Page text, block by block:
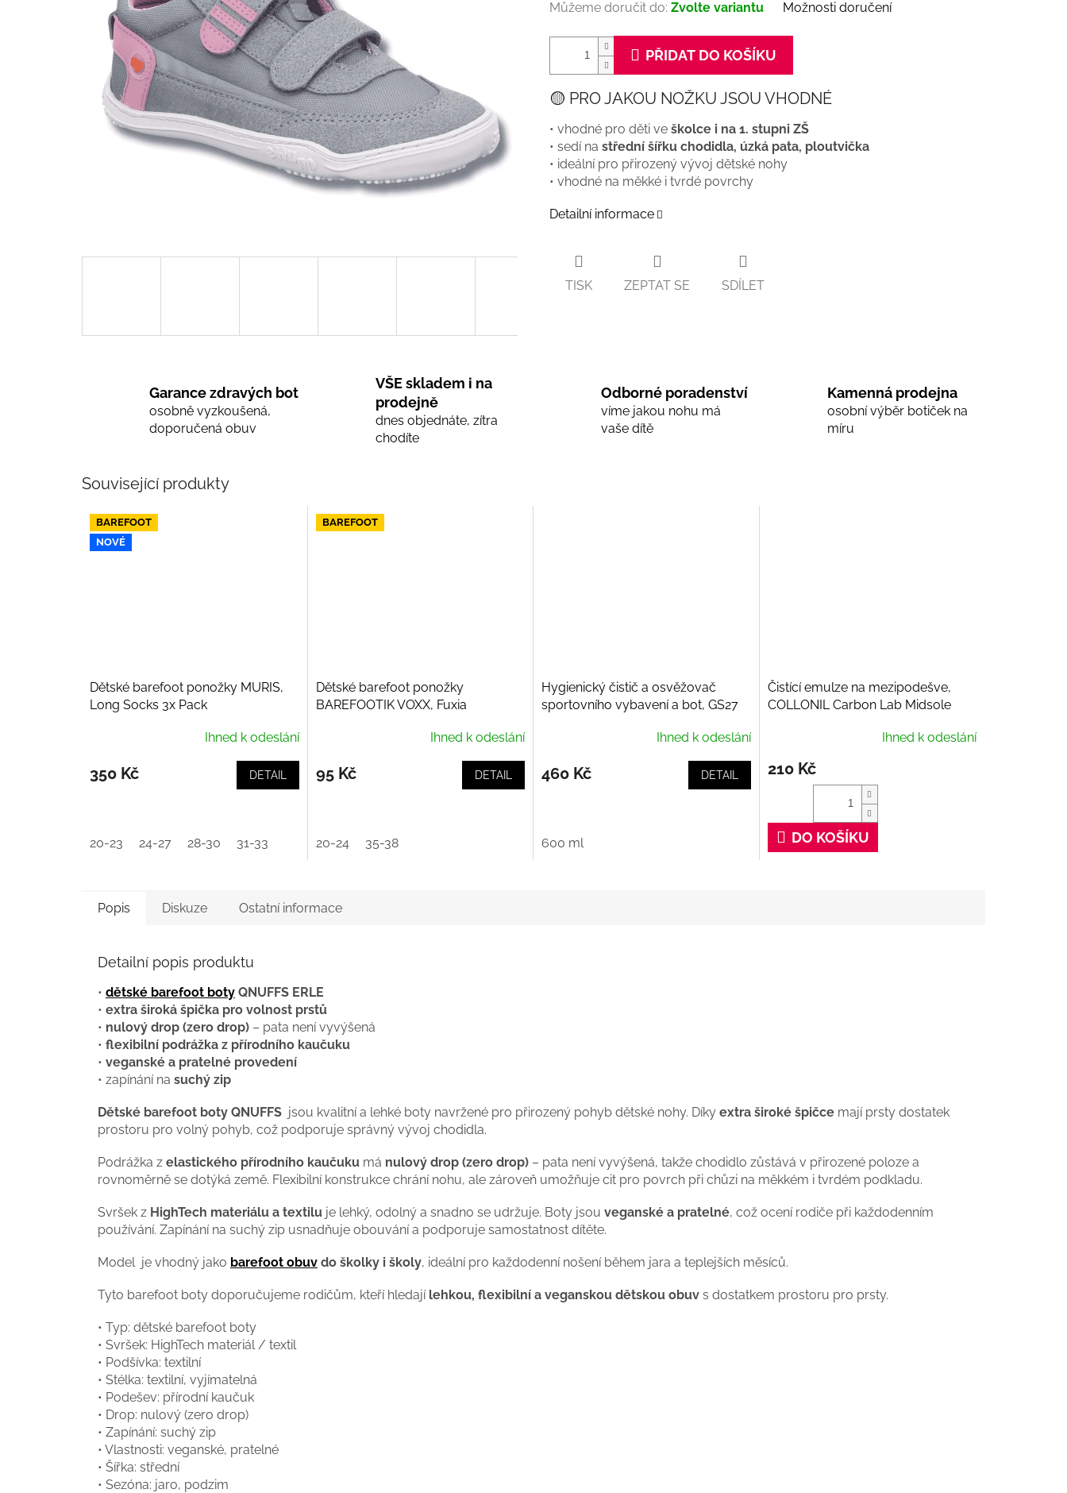
Můžeme doručit do: Zvolte variantu Možnosti doručení
PŘIDAT DO KOŠÍKU
🟡 PRO JAKOU NOŽKU JSOU VHODNÉ
• vhodné pro děti ve školce i na 1. stupni ZŠ
• sedí na střední šířku chodidla, úzká pata, ploutvička
• ideální pro přirozený vývoj dětské nohy
• vhodné na měkké i tvrdé povrchy
Detailní informace
TISK ZEPTAT SE SDÍLET
Garance zdravých bot
osobně vyzkoušená,
doporučená obuv
VŠE skladem i na
prodejně
dnes objednáte, zítra
chodíte
Odborné poradenství
víme jakou nohu má
vaše dítě
Kamenná prodejna
osobní výběr botiček na
míru
Související produkty
BAREFOOT
NOVÉ
Dětské barefoot ponožky MURIS,
Long Socks 3x Pack
Ihned k odeslání
350 Kč DETAIL
20-23 24-27 28-30 31-33
BAREFOOT
Dětské barefoot ponožky
BAREFOOTIK VOXX, Fuxia
Ihned k odeslání
95 Kč DETAIL
20-24 35-38
Hygienický čistič a osvěžovač
sportovního vybavení a bot, GS27
Ihned k odeslání
460 Kč DETAIL
600 ml
Čistící emulze na mezipodešve,
COLLONIL Carbon Lab Midsole
Ihned k odeslání
210 Kč
DO KOŠÍKU
Popis Diskuze Ostatní informace
Detailní popis produktu
• dětské barefoot boty QNUFFS ERLE
• extra široká špička pro volnost prstů
• nulový drop (zero drop) – pata není vyvýšená
• flexibilní podrážka z přírodního kaučuku
• veganské a pratelné provedení
• zapínání na suchý zip
Dětské barefoot boty QNUFFS jsou kvalitní a lehké boty navržené pro přirozený pohyb dětské nohy. Díky extra široké špičce mají prsty dostatek
prostoru pro volný pohyb, což podporuje správný vývoj chodidla.
Podrážka z elastického přírodního kaučuku má nulový drop (zero drop) – pata není vyvýšená, takže chodidlo zůstává v přirozené poloze a
rovnoměrně se dotýká země. Flexibilní konstrukce chrání nohu, ale zároveň umožňuje cit pro povrch při chůzi na měkkém i tvrdém podkladu.
Svršek z HighTech materiálu a textilu je lehký, odolný a snadno se udržuje. Boty jsou veganské a pratelné, což ocení rodiče při každodenním
používání. Zapínání na suchý zip usnadňuje obouvání a podporuje samostatnost dítěte.
Model je vhodný jako barefoot obuv do školky i školy, ideální pro každodenní nošení během jara a teplejších měsíců.
Tyto barefoot boty doporučujeme rodičům, kteří hledají lehkou, flexibilní a veganskou dětskou obuv s dostatkem prostoru pro prsty.
• Typ: dětské barefoot boty
• Svršek: HighTech materiál / textil
• Podšívka: textilní
• Stélka: textilní, vyjímatelná
• Podešev: přírodní kaučuk
• Drop: nulový (zero drop)
• Zapínání: suchý zip
• Vlastnosti: veganské, pratelné
• Šířka: střední
• Sezóna: jaro, podzim